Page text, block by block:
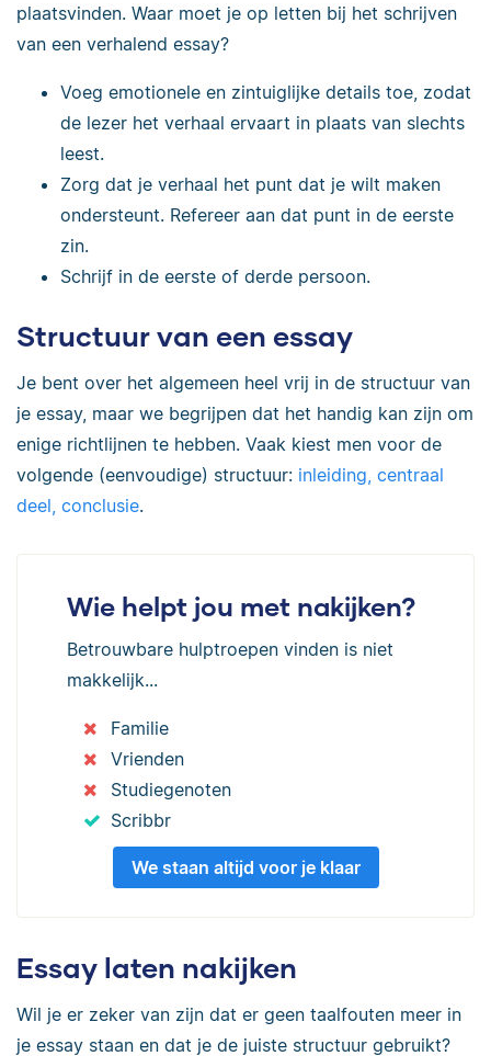
plaatsvinden. Waar moet je op letten bij het schrijven
van een verhalend essay?
Voeg emotionele en zintuiglijke details toe, zodat
de lezer het verhaal ervaart in plaats van slechts
leest.
Zorg dat je verhaal het punt dat je wilt maken
ondersteunt. Refereer aan dat punt in de eerste
zin.
Schrijf in de eerste of derde persoon.
Structuur van een essay
Je bent over het algemeen heel vrij in de structuur van
je essay, maar we begrijpen dat het handig kan zijn om
enige richtlijnen te hebben. Vaak kiest men voor de
volgende (eenvoudige) structuur: inleiding, centraal
deel, conclusie.
Wie helpt jou met nakijken?
Betrouwbare hulptroepen vinden is niet
makkelijk...
Familie
Vrienden
Studiegenoten
Scribbr
We staan altijd voor je klaar
Essay laten nakijken
Wil je er zeker van zijn dat er geen taalfouten meer in
je essay staan en dat je de juiste structuur gebruikt?